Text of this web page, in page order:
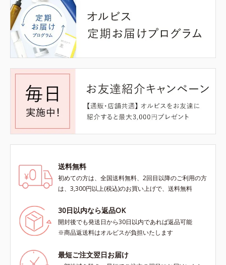
送料無料
初めての方は、全国送料無料、2回目以降のご利用の方
は、3,300円以上(税込)のお買い上げで、送料無料
30日以内なら返品OK
開封後でも発送日から30日以内であれば返品可能
※商品返送料はオルビスが負担いたします
最短ご注文翌日お届け